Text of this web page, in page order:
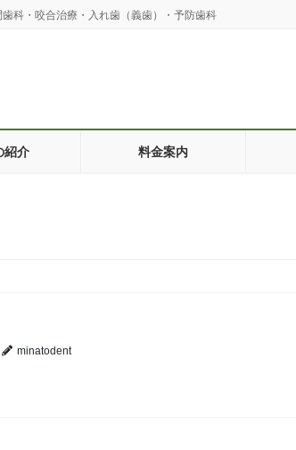
科・咬合治療・入れ歯（義歯）・予防歯科
紹介 料金案内
minatodent